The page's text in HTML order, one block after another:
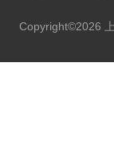
Copyright©2026